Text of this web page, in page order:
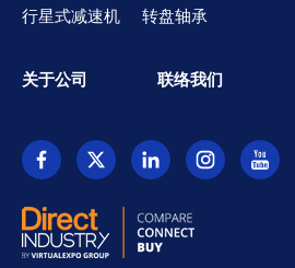
行星式减速机 转盘轴承
关于公司 联络我们